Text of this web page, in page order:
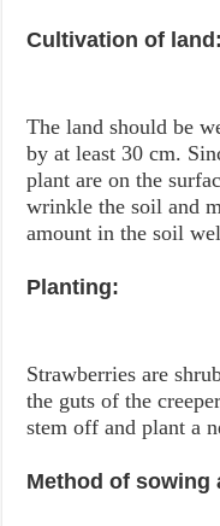
Cultivation of land:
The land should be
by at least 30 cm.
plant are on the
wrinkle the soil and
amount in the soil
Planting:
Strawberries are
the guts of the
stem off and plant a
Method of sowing